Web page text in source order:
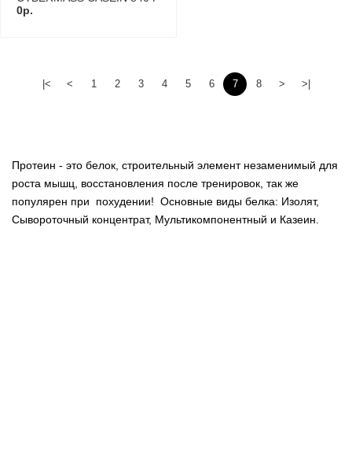
0р.
|< < 1 2 3 4 5 6 7 8 > >|
Протеин - это белок, строительный элемент незаменимый для
роста мышц, восстановления после тренировок, так же
популярен при похудении! Основные виды белка: Изолят,
Сывороточный концентрат, Мультикомпонентный и Казеин.